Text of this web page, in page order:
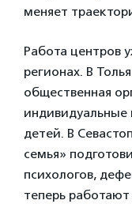
меняет
Работа центров
регионах. В
общественная
индивидуальные
детей. В
семья»
психологов,
теперь